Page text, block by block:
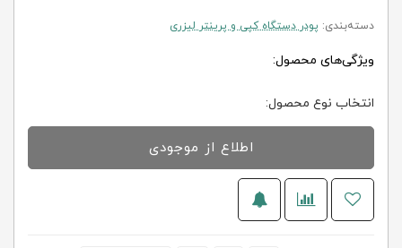
دسته‌بندی: پودر دستگاه کپی و پرینتر لیزری
ویژگی‌های محصول:
انتخاب نوع محصول:
اطلاع از موجودی